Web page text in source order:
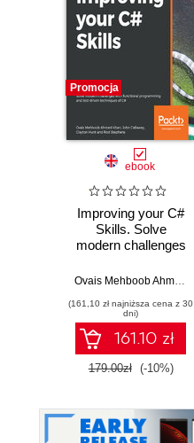
Promocja
ebook
Improving your C#
Skills. Solve
modern challenges
programming and
techniques of C#
Ovais Mehboob Ahmed Khan
(161,10 zł najniższa cena z 30
dni)
161.10 zł
179.00zł (-10%)